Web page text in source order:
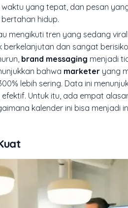
yang tepat, dan pesan
hidup.
mengikuti tren yang sedang
dan sangat
brand messaging menjadi
bahwa marketer yang
lebih sering. Data ini
efektif. Untuk itu, ada empat
kalender ini bisa menjadi